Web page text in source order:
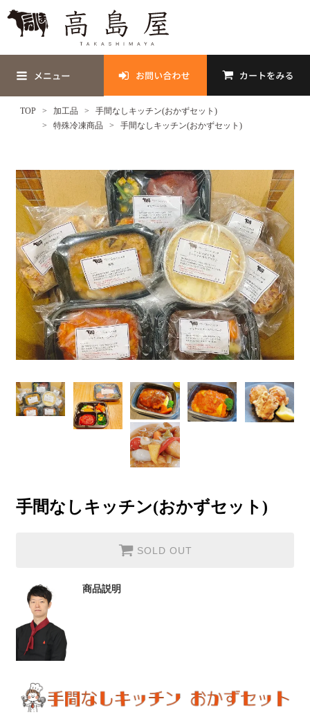
TOP 加工品
手間なしキッチン(おかずセット)
特殊冷凍商品
手間なしキッチン(おかずセット)
手間なしキッチン(おかずセット)
SOLD OUT
商品説明